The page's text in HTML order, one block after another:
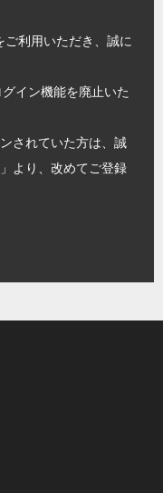
利用いただき、誠に
イン機能を廃止いた
されていた方は、誠
より、改めてご登録